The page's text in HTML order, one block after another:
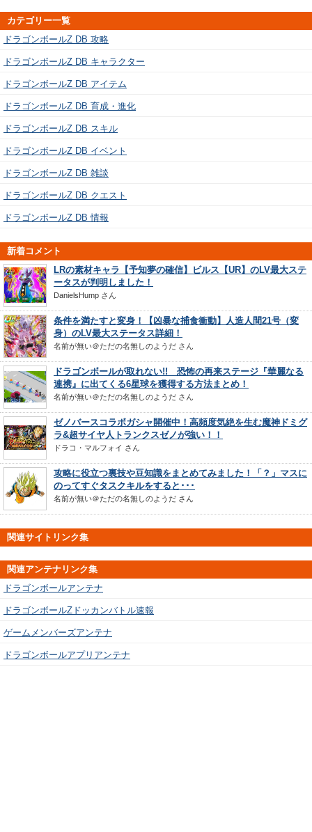
カテゴリー一覧
ドラゴンボールZ DB 攻略
ドラゴンボールZ DB キャラクター
ドラゴンボールZ DB アイテム
ドラゴンボールZ DB 育成・進化
ドラゴンボールZ DB スキル
ドラゴンボールZ DB イベント
ドラゴンボールZ DB 雑談
ドラゴンボールZ DB クエスト
ドラゴンボールZ DB 情報
新着コメント
LRの素材キャラ【予知夢の確信】ビルス【UR】のLV最大ステ
ータスが判明しました！
DanielsHump さん
条件を満たすと変身！【凶暴な捕食衝動】人造人間21号（変
身）のLV最大ステータス詳細！
名前が無い＠ただの名無しのようだ さん
ドラゴンボールが取れない!! 恐怖の再来ステージ『華麗なる
連携』に出てくる6星球を獲得する方法まとめ！
名前が無い＠ただの名無しのようだ さん
ゼノバースコラボガシャ開催中！高頻度気絶を生む魔神ドミグ
ラ&超サイヤ人トランクスゼノが強い！！
ドラコ・マルフォイ さん
攻略に役立つ裏技や豆知識をまとめてみました！「？」マスに
のってすぐタスクキルをすると･･･
名前が無い＠ただの名無しのようだ さん
関連サイトリンク集
関連アンテナリンク集
ドラゴンボールアンテナ
ドラゴンボールZドッカンバトル速報
ゲームメンバーズアンテナ
ドラゴンボールアプリアンテナ